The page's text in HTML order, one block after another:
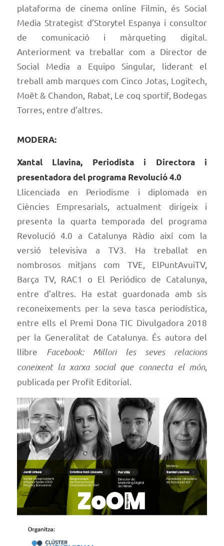
plataforma de cinema online Filmin, és Social
Media Strategist d’Storytel Espanya i consultor
de comunicació i màrqueting digital.
Anteriorment va treballar com a Director de
Social Media a Equipo Singular, liderant el
treball amb marques com Cinco Jotas, Logitech,
Moët & Chandon, Rabat, Le coq sportif, Bodegas
Torres, entre d’altres.
MODERA:
Xantal Llavina, Periodista i Directora i
presentadora del programa Revolució 4.0
Llicenciada en Periodisme i diplomada en
Ciències Empresarials, actualment dirigeix i
presenta la quarta temporada del programa
Revolució 4.0 a Catalunya Ràdio així com la
versió televisiva a TV3. Ha treballat en
nombrosos mitjans com TVE, ElPuntAvuiTV,
Barça TV, RAC1 o El Periódico de Catalunya,
entre d’altres. Ha estat guardonada amb sis
reconeixements per la seva tasca periodística,
entre ells el Premi Dona TIC Divulgadora 2018
per la Generalitat de Catalunya. És autora del
llibre Facebook: Millori les seves relacions
coneixent la xarxa social que connecta el món,
publicada per Profit Editorial.